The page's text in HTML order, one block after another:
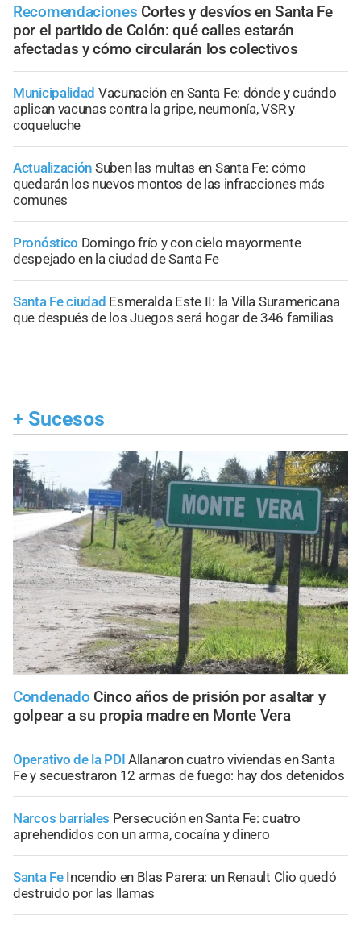
Recomendaciones Cortes y desvíos en Santa Fe
por el partido de Colón: qué calles estarán
afectadas y cómo circularán los colectivos
Municipalidad Vacunación en Santa Fe: dónde y cuándo
aplican vacunas contra la gripe, neumonía, VSR y
coqueluche
Actualización Suben las multas en Santa Fe: cómo
quedarán los nuevos montos de las infracciones más
comunes
Pronóstico Domingo frío y con cielo mayormente
despejado en la ciudad de Santa Fe
Santa Fe ciudad Esmeralda Este II: la Villa Suramericana
que después de los Juegos será hogar de 346 familias
+ Sucesos
Condenado Cinco años de prisión por asaltar y
golpear a su propia madre en Monte Vera
Operativo de la PDI Allanaron cuatro viviendas en Santa
Fe y secuestraron 12 armas de fuego: hay dos detenidos
Narcos barriales Persecución en Santa Fe: cuatro
aprehendidos con un arma, cocaína y dinero
Santa Fe Incendio en Blas Parera: un Renault Clio quedó
destruido por las llamas